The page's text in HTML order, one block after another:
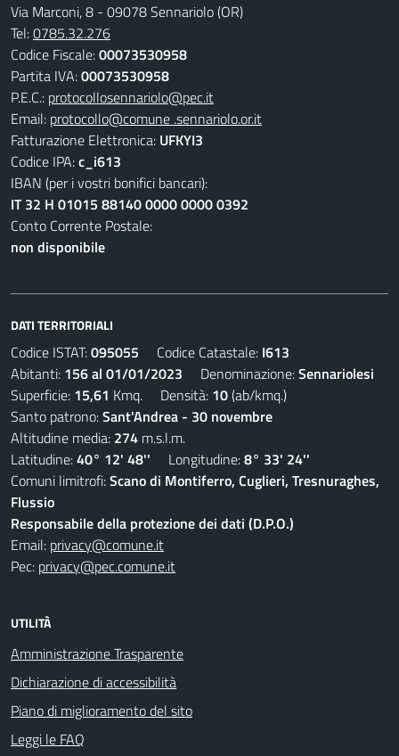
Via Marconi, 8 - 09078 Sennariolo (OR)
Tel:0785.32.276
Codice Fiscale:00073530958
Partita IVA:00073530958
P.E.C.: protocollosennariolo@pec.it
Email: protocollo@comune .sennariolo.or.it
Fatturazione Elettronica: UFKYI3
Codice IPA:c_i613
IBAN (per i vostri bonifici bancari):
IT 32 H 01015 88140 0000 0000 0392
Conto Corrente Postale:
non disponibile
DATI TERRITORIALI
Codice ISTAT:095055 Codice Catastale: I613
Abitanti: 156 al 01/01/2023 Denominazione:Sennariolesi
Superficie: 15,61 Kmq. Densità: 10(ab/kmq.)
Santo patrono:Sant'Andrea - 30 novembre
Altitudine media: 274 m.s.l.m.
Latitudine:40° 12' 48'' Longitudine:8° 33' 24''
Comuni limitrofi:Scano di Montiferro, Cuglieri, Tresnuraghes,
Flussio
Responsabile della protezione dei dati (D.P.O.)
Email: privacy@comune.it
Pec: privacy@pec.comune.it
UTILITÀ
Amministrazione Trasparente
Dichiarazione di accessibilità
Piano di miglioramento del sito
Leggi le FAQ